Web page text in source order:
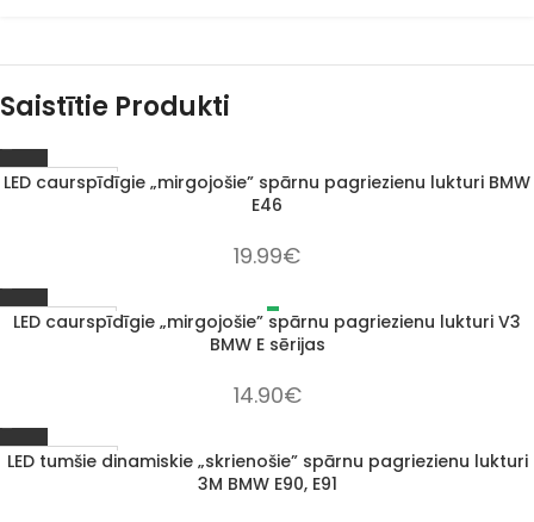
Saistītie Produkti
1–3 D. D.
LED caurspīdīgie „mirgojošie” spārnu pagriezienu lukturi BMW
E46
19.99€
IZPĀRDOTS
LED caurspīdīgie „mirgojošie” spārnu pagriezienu lukturi V3
BMW E sērijas
14.90€
1–3 D. D.
LED tumšie dinamiskie „skrienošie” spārnu pagriezienu lukturi
3M BMW E90, E91